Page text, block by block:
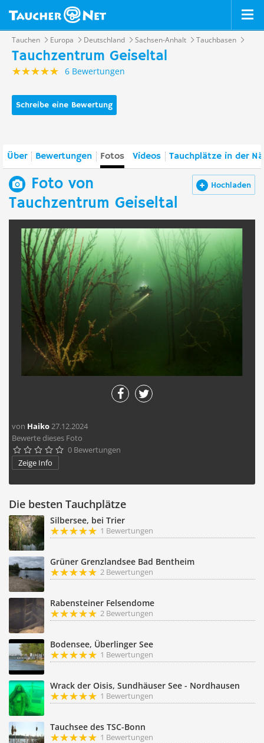
Tauchen Europa Deutschland Sachsen-Anhalt Tauchbasen
Tauchzentrum Geiseltal
6 Bewertungen
Schreibe eine Bewertung
Über Bewertungen Fotos Videos Tauchplätze in der
Hochladen
Foto von
Tauchzentrum Geiseltal
von Haiko27.12.2024
Bewerte dieses Foto
     0 Bewertungen
Zeige Info
Die besten Tauchplätze
Silbersee, bei Trier
1 Bewertungen
Grüner Grenzlandsee Bad Bentheim
2 Bewertungen
Rabensteiner Felsendome
2 Bewertungen
Bodensee, Überlinger See
1 Bewertungen
Wrack der Oisis, Sundhäuser See - Nordhausen
1 Bewertungen
Tauchsee des TSC-Bonn
1 Bewertungen